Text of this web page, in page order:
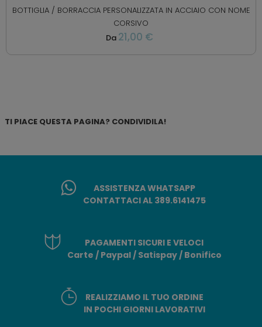
BOTTIGLIA / BORRACCIA PERSONALIZZATA IN ACCIAIO CON NOME
CORSIVO
Da 21,00 €
TI PIACE QUESTA PAGINA? CONDIVIDILA!
ASSISTENZA WHATSAPP
CONTATTACI AL 389.6141475
PAGAMENTI SICURI E VELOCI
Carte / Paypal / Satispay / Bonifico
REALIZZIAMO IL TUO ORDINE
IN POCHI GIORNI LAVORATIVI